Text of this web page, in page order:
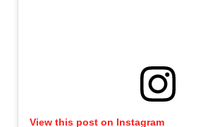
View this post on Instagram